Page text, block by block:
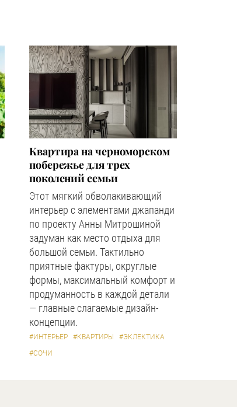
Квартира на черноморском
побережье для трех
поколений семьи
Этот мягкий обволакивающий
интерьер с элементами джапанди
по проекту Анны Митрошиной
задуман как место отдыха для
большой семьи. Тактильно
приятные фактуры, округлые
формы, максимальный комфорт и
продуманность в каждой детали
— главные слагаемые дизайн-
концепции.
#ИНТЕРЬЕР #КВАРТИРЫ
#ЭКЛЕКТИКА
#СОЧИ